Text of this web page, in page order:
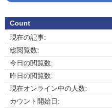
Count
現在の記事:
総閲覧数:
今日の閲覧数:
昨日の閲覧数:
現在オンライン中の人数:
カウント開始日: